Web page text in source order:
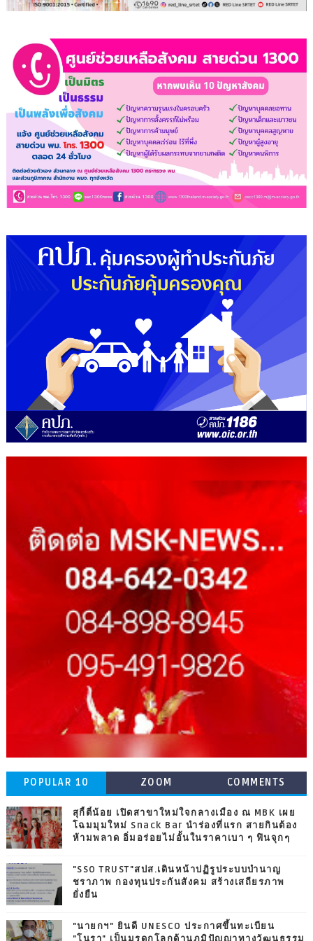
POPULAR 10 ZOOM COMMENTS
สุกี้ตี๋น้อย เปิดสาขาใหม่ใจกลางเมือง ณ MBK เผย
โฉมมุมใหม่ Snack Bar นำร่องที่แรก สายกินต้อง
ห้ามพลาด อิ่มอร่อยไม่อั้นในราคาเบา ๆ ฟินจุกๆ
"SSO TRUST"สปส.เดินหน้าปฏิรูประบบบำนาญ
ชราภาพ กองทุนประกันสังคม สร้างเสถียรภาพ
ยั่งยืน
"นายกฯ" ยินดี UNESCO ประกาศขึ้นทะเบียน
"โนรา" เป็นมรดกโลกด้านภูมิปัญญาทางวัฒนธรรม